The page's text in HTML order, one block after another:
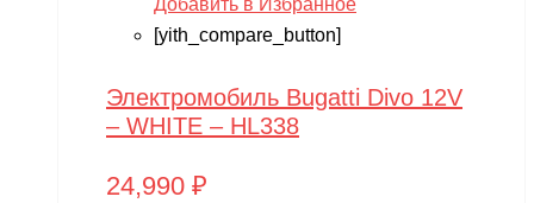
Добавить в Избранное
[yith_compare_button]
Электромобиль Bugatti Divo 12V
– WHITE – HL338
24,990 ₽